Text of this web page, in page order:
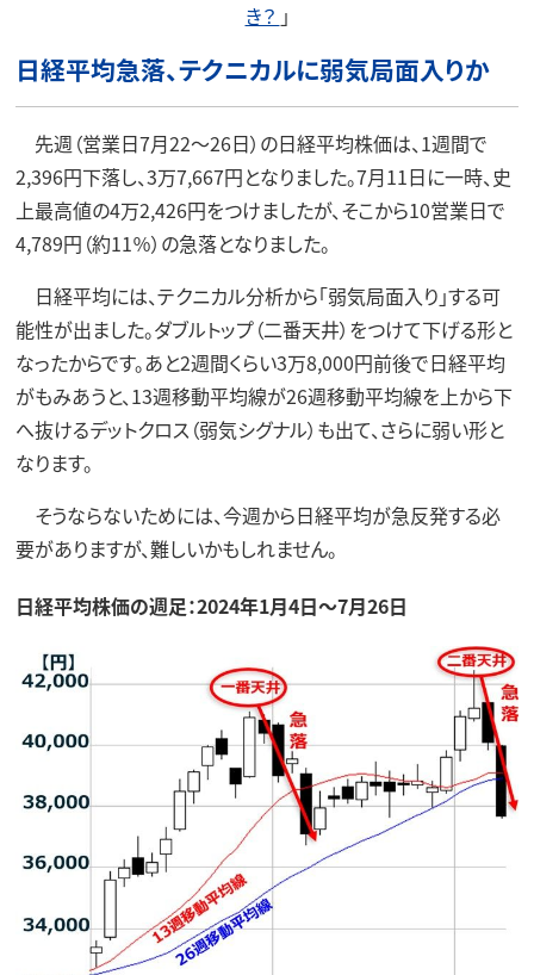
き？ 」
日経平均急落、テクニカルに弱気局面入りか
先週（営業日7月22～26日）の日経平均株価は、1週間で
2,396円下落し、3万7,667円となりました。7月11日に一時、史
上最高値の4万2,426円をつけましたが、そこから10営業日で
4,789円（約11％）の急落となりました。
日経平均には、テクニカル分析から「弱気局面入り」する可
能性が出ました。ダブルトップ（二番天井）をつけて下げる形と
なったからです。あと2週間くらい3万8,000円前後で日経平均
がもみあうと、13週移動平均線が26週移動平均線を上から下
へ抜けるデットクロス（弱気シグナル）も出て、さらに弱い形と
なります。
そうならないためには、今週から日経平均が急反発する必
要がありますが、難しいかもしれません。
日経平均株価の週足：2024年1月4日～7月26日